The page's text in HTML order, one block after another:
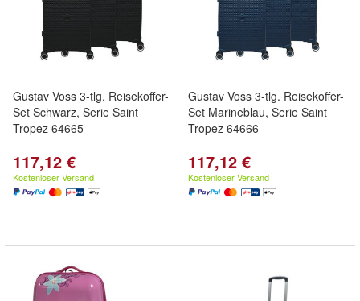
Gustav Voss 3-tlg. Reisekoffer-
Set Schwarz, Serie Saint
Tropez 64665
117,12 €
Kostenloser Versand
Gustav Voss 3-tlg. Reisekoffer-
Set Marineblau, Serie Saint
Tropez 64666
117,12 €
Kostenloser Versand